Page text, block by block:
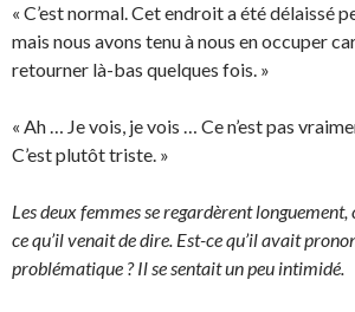
« C’est normal. Cet endroit a été délaissé
mais nous avons tenu à nous en occuper
retourner là-bas quelques fois. »
« Ah … Je vois, je vois … Ce n’est pas
C’est plutôt triste. »
Les deux femmes se regardèrent
ce qu’il venait de dire. Est-ce qu’il avait
problématique ? Il se sentait un peu intimidé.